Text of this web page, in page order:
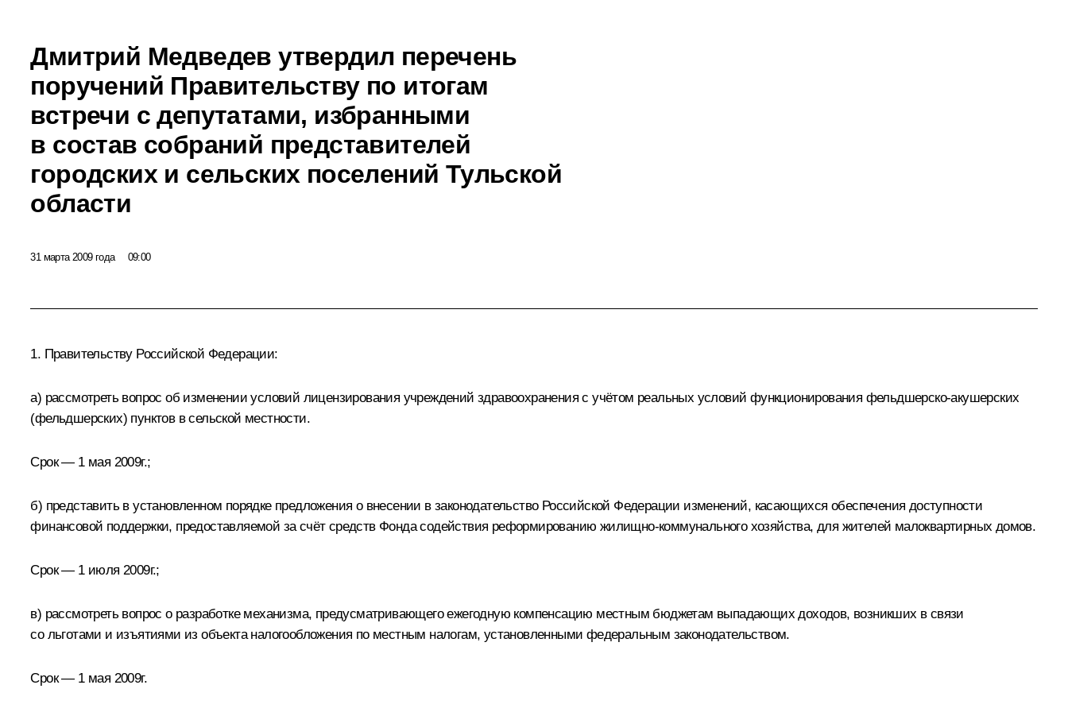
Дмитрий Медведев утвердил перечень
поручений Правительству по итогам
встречи с депутатами, избранными
в состав собраний представителей
городских и сельских поселений Тульской
области
31 марта 2009 года 09:00
1. Правительству Российской Федерации:
а) рассмотреть вопрос об изменении условий лицензирования учреждений здравоохранения с учётом реальных условий функционирования фельдшерско-акушерских
(фельдшерских) пунктов в сельской местности.
Срок — 1 мая 2009г.;
б) представить в установленном порядке предложения о внесении в законодательство Российской Федерации изменений, касающихся обеспечения доступности
финансовой поддержки, предоставляемой за счёт средств Фонда содействия реформированию жилищно-коммунального хозяйства, для жителей малоквартирных домов.
Срок — 1 июля 2009г.;
в) рассмотреть вопрос о разработке механизма, предусматривающего ежегодную компенсацию местным бюджетам выпадающих доходов, возникших в связи
со льготами и изъятиями из объекта налогообложения по местным налогам, установленными федеральным законодательством.
Срок — 1 мая 2009г.